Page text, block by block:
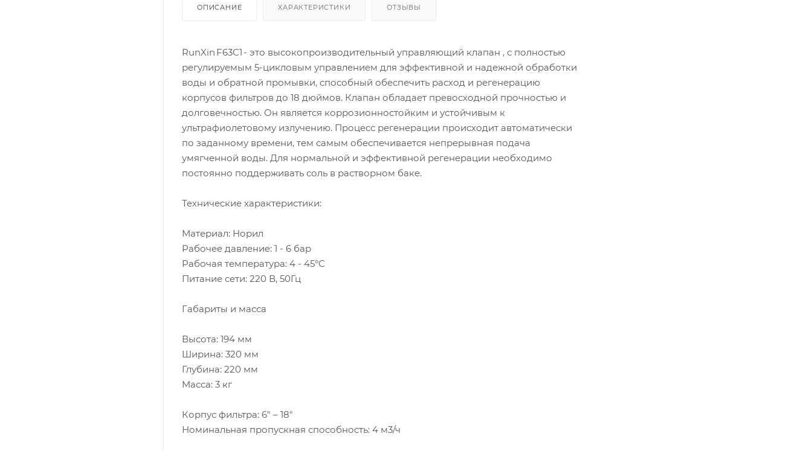
ОПИСАНИЕ ХАРАКТЕРИСТИКИ ОТЗЫВЫ
RunXin F63С1 - это высокопроизводительный управляющий клапан , с полностью
регулируемым 5-цикловым управлением для эффективной и надежной обработки
воды и обратной промывки, способный обеспечить расход и регенерацию
корпусов фильтров до 18 дюймов. Клапан обладает превосходной прочностью и
долговечностью. Он является коррозионностойким и устойчивым к
ультрафиолетовому излучению. Процесс регенерации происходит автоматически
по заданному времени, тем самым обеспечивается непрерывная подача
умягченной воды. Для нормальной и эффективной регенерации необходимо
постоянно поддерживать соль в растворном баке.
Технические характеристики:
Материал: Норил
Рабочее давление: 1 - 6 бар
Рабочая температура: 4 - 45°С
Питание сети: 220 В, 50Гц
Габариты и масса
Высота: 194 мм
Ширина: 320 мм
Глубина: 220 мм
Масса: 3 кг
Корпус фильтра: 6" – 18"
Номинальная пропускная способность: 4 м3/ч